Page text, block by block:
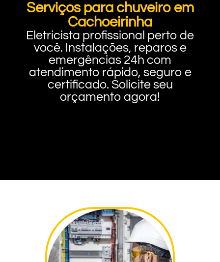
Serviços para chuveiro em
Cachoeirinha
Eletricista profissional perto de
você. Instalações, reparos e
emergências 24h com
atendimento rápido, seguro e
certificado. Solicite seu
orçamento agora!